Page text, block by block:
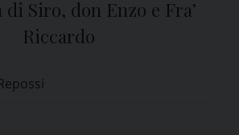
di Siro, don Enzo e Fra’
Riccardo